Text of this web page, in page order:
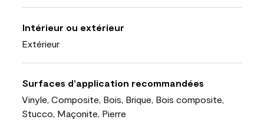
Intérieur ou extérieur
Extérieur
Surfaces d’application recommandées
Vinyle, Composite, Bois, Brique, Bois composite,
Stucco, Maçonite, Pierre